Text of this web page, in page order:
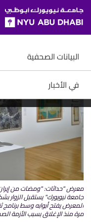
TO ALL NYU NAVIGATION
SKIP TO MAIN CONTENT
البيانات الصحفية
في الأخبار
معرض "حداثات: "ومضات من إيران
جامعة نيويورك" يستقبل الزوار
المعرض يفتح أبوابه وسط برنامج
مرة منذ الإغلاق بسبب الأزمة